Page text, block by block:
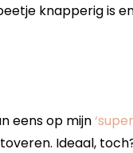
knapperig is
eens op mijn
Ideaal,